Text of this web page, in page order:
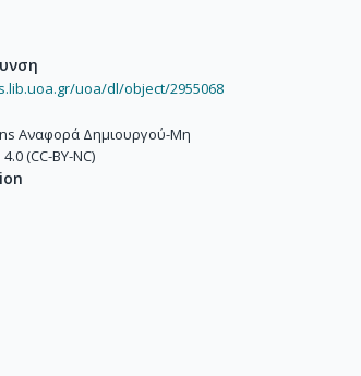
uoa/dl/object/2955068
Αναφορά Δημιουργού-Μη
(CC-BY-NC)